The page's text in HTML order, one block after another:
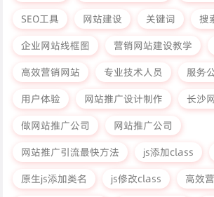
SEO工具
网站建设 关键词
搜
企业网站线框图
营销网站建设教学
高效营销网站
专业技术人员 服务
用户体验
网站推广设计制作
长沙
做网站推广公司
网站推广公司
网站推广引流最快方法
js添加class
原生js添加类名
js修改class
高效